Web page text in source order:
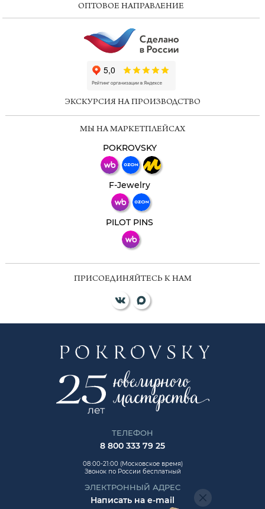
ОПТОВОЕ НАПРАВЛЕНИЕ
ЭКСКУРСИЯ НА ПРОИЗВОДСТВО
МЫ НА МАРКЕТПЛЕЙСАХ
POKROVSKY
F-Jewelry
PILOT PINS
ПРИСОЕДИНЯЙТЕСЬ К НАМ
ТЕЛЕФОН
8 800 333 79 25
08:00-21:00 (Московское время)
Звонок по России бесплатный
ЭЛЕКТРОННЫЙ АДРЕС
Написать на e-mail